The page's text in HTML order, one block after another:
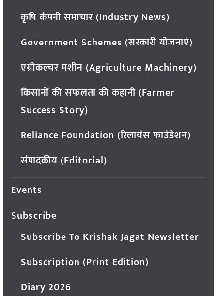
कृषि कंपनी समाचार (Industry News)
Government Schemes (सरकारी योजनाएं)
एग्रीकल्चर मशीन (Agriculture Machinery)
किसानों की सफलता की कहानी (Farmer
Success Story)
Reliance Foundation (रिलायंस फाउंडेशन)
संपादकीय (Editorial)
Events
Subscribe
Subscribe To Krishak Jagat Newsletter
Subscription (Print Edition)
Diary 2026